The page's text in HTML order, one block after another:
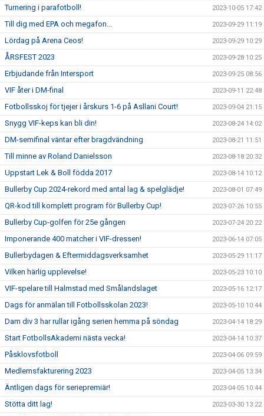
Turnering i parafotboll! 2023-10-05 17:42
Till dig med EPA och megafon... 2023-09-29 11:19
Lördag på Arena Ceos! 2023-09-29 10:29
ÅRSFEST 2023 2023-09-28 10:25
Erbjudande från Intersport 2023-09-25 08:56
VIF åter i DM-final 2023-09-11 22:48
Fotbollsskoj för tjejer i årskurs 1-6 på Asllani Court! 2023-09-04 21:15
Snygg VIF-keps kan bli din! 2023-08-24 14:02
DM-semifinal väntar efter bragdvändning 2023-08-21 11:51
Till minne av Roland Danielsson 2023-08-18 20:32
Uppstart Lek & Boll födda 2017 2023-08-14 10:12
Bullerby Cup 2024-rekord med antal lag & spelglädje! 2023-08-01 07:49
QR-kod till komplett program för Bullerby Cup! 2023-07-26 10:55
Bullerby Cup-golfen för 25e gången 2023-07-24 20:22
Imponerande 400 matcher i VIF-dressen! 2023-06-14 07:05
Bullerbydagen & Eftermiddagsverksamhet 2023-05-29 11:17
Vilken härlig upplevelse! 2023-05-23 10:10
VIF-spelare till Halmstad med Smålandslaget 2023-05-16 12:17
Dags för anmälan till Fotbollsskolan 2023! 2023-05-10 10:44
Dam div 3 har rullar igång serien hemma på söndag 2023-04-14 18:29
Start FotbollsAkademi nästa vecka! 2023-04-14 10:37
Påsklovsfotboll 2023-04-06 09:59
Medlemsfakturering 2023 2023-04-05 13:34
Äntligen dags för seriepremiär! 2023-04-05 10:44
Stötta ditt lag! 2023-03-30 13:22